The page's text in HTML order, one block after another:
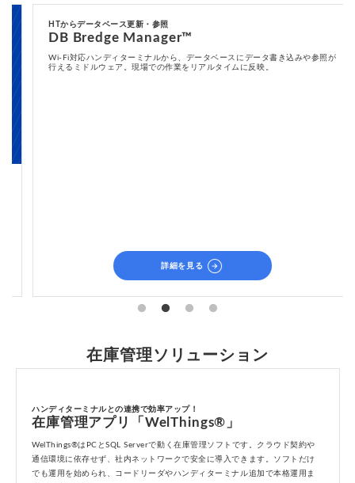
詳細を見る arrow_circle_right
在庫管理ソリューション
ハンディターミナルとの連携で効率アップ！
在庫管理アプリ「WelThings®」
WelThings®はPCとSQL Serverで動く在庫管理ソフトです。クラウド契約や
通信環境に依存せず、社内ネットワークで安全に導入できます。ソフトだけ
でも運用を始められ、コードリーダやハンディターミナル追加で本格運用ま